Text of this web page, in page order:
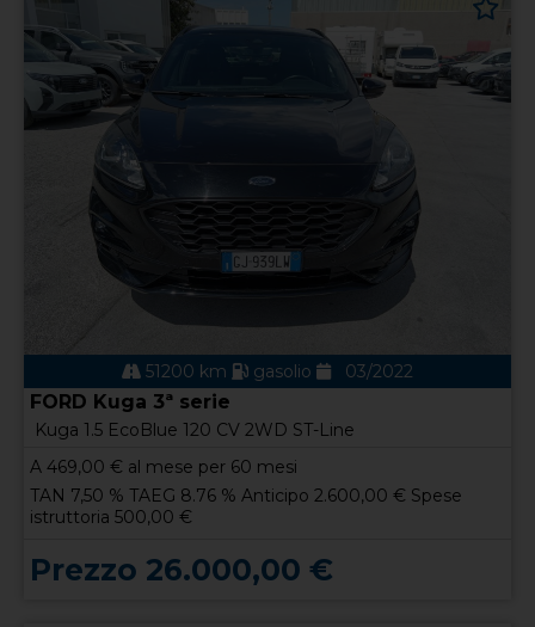
51200 km gasolio 03/2022
FORD Kuga 3ª serie
Kuga 1.5 EcoBlue 120 CV 2WD ST-Line
A 469,00 € al mese per 60 mesi
TAN 7,50 % TAEG 8.76 % Anticipo 2.600,00 € Spese
istruttoria 500,00 €
Prezzo 26.000,00 €